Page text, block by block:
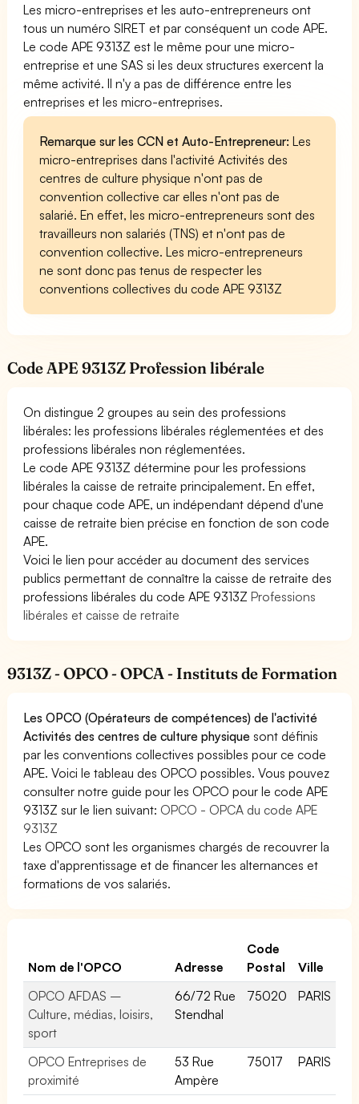
Les micro-entreprises et les auto-entrepreneurs ont
tous un numéro SIRET et par conséquent un code APE.
Le code APE 9313Z est le même pour une micro-
entreprise et une SAS si les deux structures exercent la
même activité. Il n'y a pas de différence entre les
entreprises et les micro-entreprises.
Remarque sur les CCN et Auto-Entrepreneur: Les
micro-entreprises dans l'activité Activités des
centres de culture physique n'ont pas de
convention collective car elles n'ont pas de
salarié. En effet, les micro-entrepreneurs sont des
travailleurs non salariés (TNS) et n'ont pas de
convention collective. Les micro-entrepreneurs
ne sont donc pas tenus de respecter les
conventions collectives du code APE 9313Z
Code APE 9313Z Profession libérale
On distingue 2 groupes au sein des professions
libérales: les professions libérales réglementées et des
professions libérales non réglementées.
Le code APE 9313Z détermine pour les professions
libérales la caisse de retraite principalement. En effet,
pour chaque code APE, un indépendant dépend d'une
caisse de retraite bien précise en fonction de son code
APE.
Voici le lien pour accéder au document des services
publics permettant de connaître la caisse de retraite des
professions libérales du code APE 9313ZProfessions
libérales et caisse de retraite
9313Z - OPCO - OPCA - Instituts de Formation
Les OPCO (Opérateurs de compétences) de l'activité
Activités des centres de culture physique sont définis
par les conventions collectives possibles pour ce code
APE. Voici le tableau des OPCO possibles. Vous pouvez
consulter notre guide pour les OPCO pour le code APE
9313Z sur le lien suivant: OPCO - OPCA du code APE
9313Z
Les OPCO sont les organismes chargés de recouvrer la
taxe d'apprentissage et de financer les alternances et
formations de vos salariés.
Nom de l'OPCO Adresse
Code
Postal
Ville
OPCO AFDAS –
Culture, médias, loisirs,
sport
66/72 Rue
Stendhal
75020 PARIS
OPCO Entreprises de
proximité
53 Rue
Ampère
75017 PARIS